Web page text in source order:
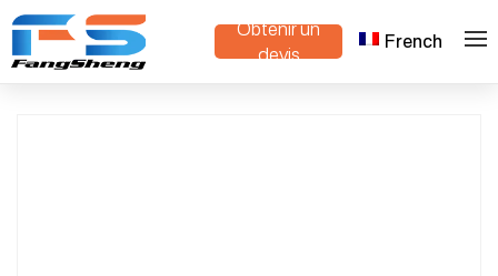
Obtenir un
devis
French
Maison > Produits Feuille de plastique personnalisée